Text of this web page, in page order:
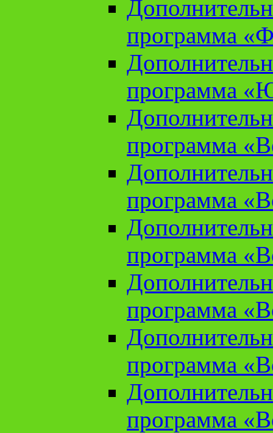
программа
программа
программа
программа
программа
программа
программа
программа